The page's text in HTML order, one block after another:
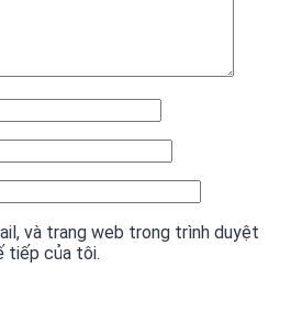
và trang web trong trình duyệt
tiếp của tôi.